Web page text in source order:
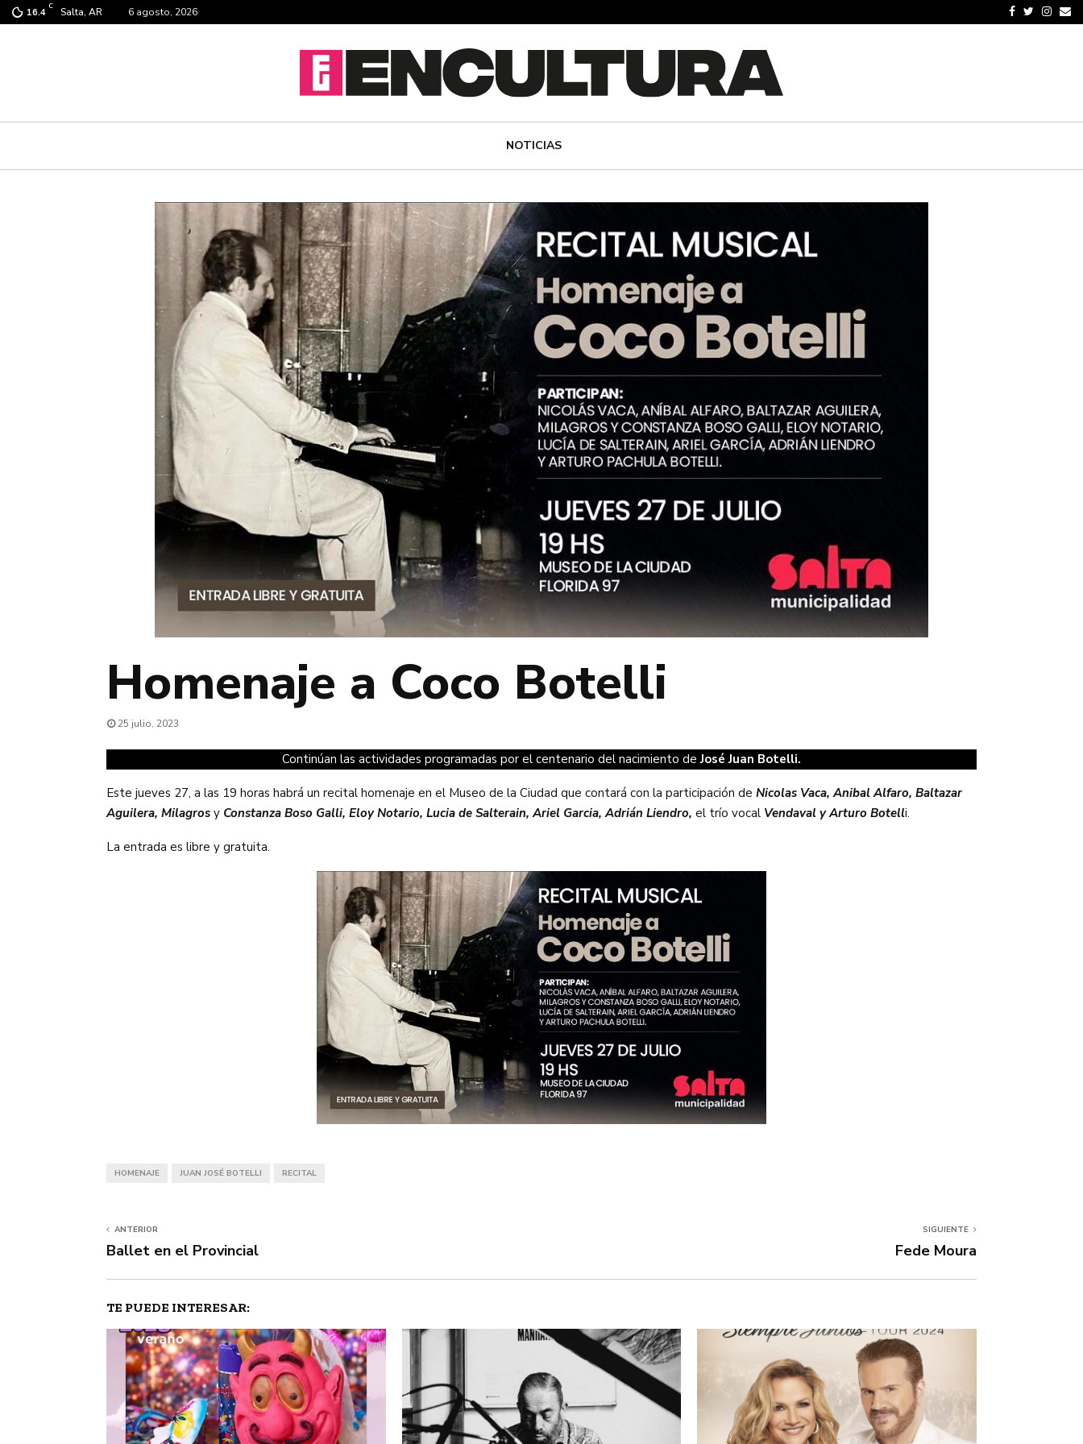
16.4
C Salta, AR 6 agosto, 2026
NOTICIAS
Homenaje a Coco Botelli
25 julio, 2023
Continúan las actividades programadas por el centenario del nacimiento deJosé Juan Botelli.
Este jueves 27, a las 19 horas habrá un recital homenaje en el Museo de la Ciudad que contará con la participación de Nicolas Vaca, Anibal Alfaro, Baltazar
Aguilera, Milagros y Constanza Boso Galli, Eloy Notario, Lucia de Salterain, Ariel Garcia, Adrián Liendro, el trío vocal Vendaval y Arturo Botelli.
La entrada es libre y gratuita.
HOMENAJE JUAN JOSÉ BOTELLI RECITAL
ANTERIOR
Ballet en el Provincial
SIGUIENTE
Fede Moura
TE PUEDE INTERESAR: